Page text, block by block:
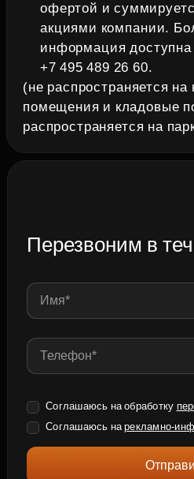
офертой и
акциями компании.
информация
+7 495 489 26 60.
(не распространяется
помещения и кладовые
распространяется на
Перезвоним в
Соглашаюсь на обработку
Соглашаюсь нарекламно-